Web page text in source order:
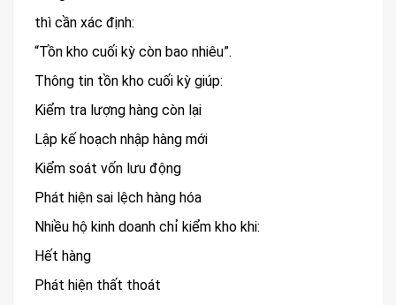
thì cần xác định:
“Tồn kho cuối kỳ còn bao nhiêu”.
Thông tin tồn kho cuối kỳ giúp:
Kiểm tra lượng hàng còn lại
Lập kế hoạch nhập hàng mới
Kiểm soát vốn lưu động
Phát hiện sai lệch hàng hóa
Nhiều hộ kinh doanh chỉ kiểm kho khi:
Hết hàng
Phát hiện thất thoát